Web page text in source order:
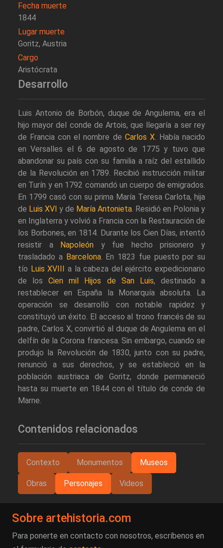
Fecha muerte
1844
Lugar muerte
Goritz, Austria
Cargo
Aristócrata
Desarrollo
Luis Antonio de Borbón, duque de Angulema, era el
hijo mayor del conde de Artois, que llegaría a ser rey
de Francia con el nombre de Carlos X. Había nacido
en Versalles el 6 de agosto de 1775 y tuvo que
abandonar su país con su familia a raíz del estallido
de la Revolución en 1789. Recibió instrucción militar
en Turín y en 1792 comandó un cuerpo de emigrados.
En 1799 casó con su prima María Teresa Carlota, hija
de Luis XVI y de María Antonieta . Residió en Polonia y
en Inglaterra y volvió a Francia con la Restauración de
los Borbones, en 1814. Durante los Cien Días, intentó
resistir a Napoleón y fue hecho prisionero y
trasladado a Barcelona. En 1823 fue puesto por su
tío Luis XVIII a la cabeza del ejército expedicionario
de losCien mil Hijos de San Luis, destinado a
restablecer en España la Monarquía absoluta. La
operación se desarrolló con notable rapidez y
constituyó un éxito. El acceso al trono francés de su
padre, Carlos X, convirtió al duque de Angulema en el
delfín de la Corona francesa. Sin embargo, cuando se
produjo la Revolución de 1830, junto con su padre,
renunció a sus derechos, y se estableció en la
población austriaca de Goritz, donde permaneció
hasta su muerte en 1844 con el título de conde de
Marne.
Contenidos relacionados
Contexto Monumentos Museos
Obras Personajes Videos
Sobre artehistoria.com
Para ponerte en contacto con nosotros, escríbenos en